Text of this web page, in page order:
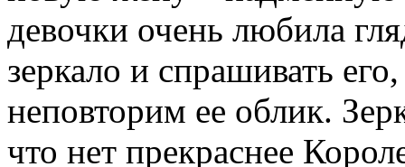
девочки очень любила
зеркало и спрашивать
неповторим ее облик.
что нет прекраснее